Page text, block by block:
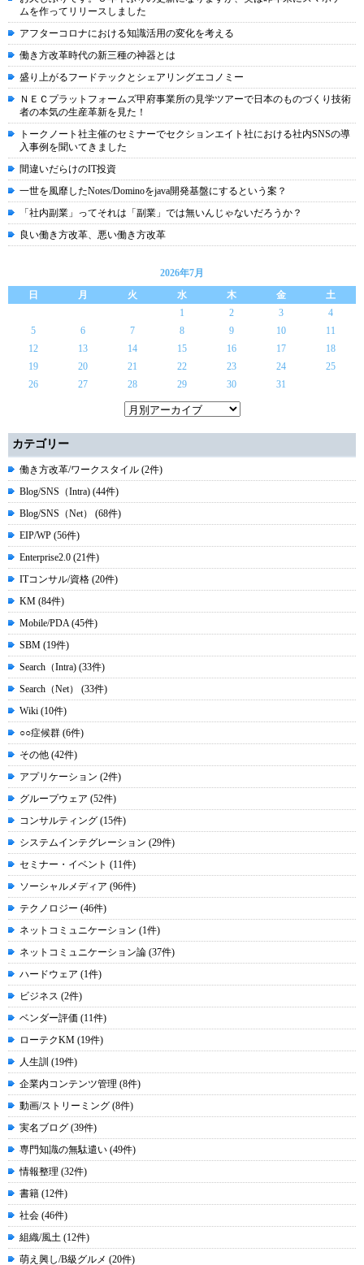
ムを作ってリリースしました
アフターコロナにおける知識活用の変化を考える
働き方改革時代の新三種の神器とは
盛り上がるフードテックとシェアリングエコノミー
ＮＥＣプラットフォームズ甲府事業所の見学ツアーで日本のものづくり技術
者の本気の生産革新を見た！
トークノート社主催のセミナーでセクションエイト社における社内SNSの導
入事例を聞いてきました
間違いだらけのIT投資
一世を風靡したNotes/Dominoをjava開発基盤にするという案？
「社内副業」ってそれは「副業」では無いんじゃないだろうか？
良い働き方改革、悪い働き方改革
2026年7月
日
月 火 水 木 金
土
1
2 3
4
5
6 7 8 9 10
11
12
13 14 15 16 17
18
19
20 21 22 23 24
25
26
27 28 29 30 31
カテゴリー
働き方改革/ワークスタイル (2件)
Blog/SNS（Intra) (44件)
Blog/SNS（Net） (68件)
EIP/WP (56件)
Enterprise2.0 (21件)
ITコンサル/資格 (20件)
KM (84件)
Mobile/PDA (45件)
SBM (19件)
Search（Intra) (33件)
Search（Net） (33件)
Wiki (10件)
○○症候群 (6件)
その他 (42件)
アプリケーション (2件)
グループウェア (52件)
コンサルティング (15件)
システムインテグレーション (29件)
セミナー・イベント (11件)
ソーシャルメディア (96件)
テクノロジー (46件)
ネットコミュニケーション (1件)
ネットコミュニケーション論 (37件)
ハードウェア (1件)
ビジネス (2件)
ベンダー評価 (11件)
ローテクKM (19件)
人生訓 (19件)
企業内コンテンツ管理 (8件)
動画/ストリーミング (8件)
実名ブログ (39件)
専門知識の無駄遣い (49件)
情報整理 (32件)
書籍 (12件)
社会 (46件)
組織/風土 (12件)
萌え興し/B級グルメ (20件)